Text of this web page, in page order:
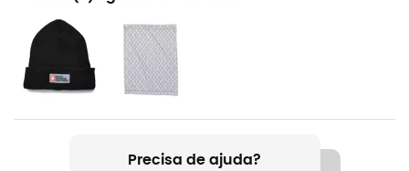
O dia a dia
Género
Homem / Mulher
Peso
Precisa de ajuda?